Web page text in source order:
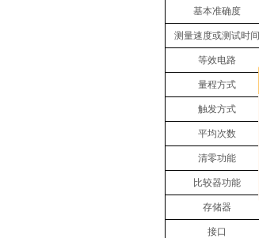
基本准确度
测量速度或测试时间
等效电路
量程方式
触发方式
平均次数
清零功能
比较器功能
存储器
接口